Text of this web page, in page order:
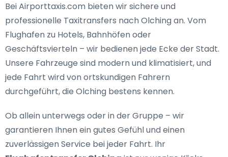
Bei Airporttaxis.com bieten wirsichere und
professionelle Taxitransfers nach Olchingan. Vom
Flughafen zu Hotels, Bahnhöfen oder
Geschäftsvierteln – wir bedienen jede Ecke der Stadt.
Unsere Fahrzeuge sind modern und klimatisiert, und
jede Fahrt wird von ortskundigen Fahrern
durchgeführt, die Olching bestens kennen.
Ob allein unterwegs oder in der Gruppe – wir
garantieren Ihnen ein gutes Gefühl und einen
zuverlässigen Service bei jeder Fahrt. Ihr